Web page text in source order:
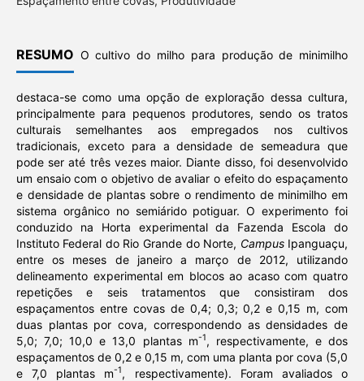
RESUMO O cultivo do milho para produção de minimilho
destaca-se como uma opção de exploração dessa cultura,
principalmente para pequenos produtores, sendo os tratos
culturais semelhantes aos empregados nos cultivos
tradicionais, exceto para a densidade de semeadura que
pode ser até três vezes maior. Diante disso, foi desenvolvido
um ensaio com o objetivo de avaliar o efeito do espaçamento
e densidade de plantas sobre o rendimento de minimilho em
sistema orgânico no semiárido potiguar. O experimento foi
conduzido na Horta experimental da Fazenda Escola do
Instituto Federal do Rio Grande do Norte, Campus Ipanguaçu,
entre os meses de janeiro a março de 2012, utilizando
delineamento experimental em blocos ao acaso com quatro
repetições e seis tratamentos que consistiram dos
espaçamentos entre covas de 0,4; 0,3; 0,2 e 0,15 m, com
duas plantas por cova, correspondendo as densidades de
5,0; 7,0; 10,0 e 13,0 plantas m-1, respectivamente, e dos
espaçamentos de 0,2 e 0,15 m, com uma planta por cova (5,0
e 7,0 plantas m-1, respectivamente). Foram avaliados o